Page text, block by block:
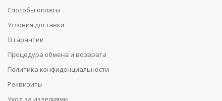
Способы оплаты
Условия доставки
О гарантии
Процедура обмена и возврата
Политика конфиденциальности
Реквизиты
Уход за изделиями